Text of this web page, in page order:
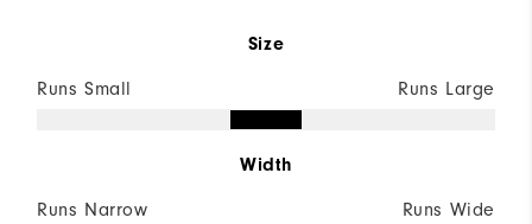
Size
Runs Small Runs Large
Width
Runs Narrow Runs Wide